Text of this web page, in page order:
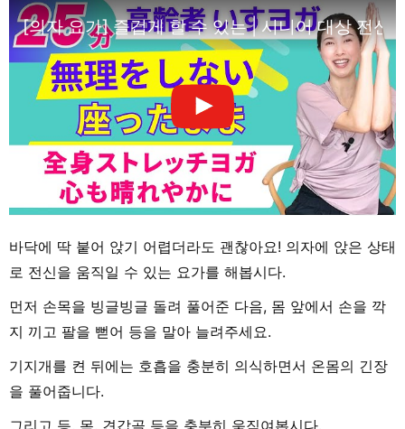
[의자 요가] 즐겁게 할 수 있는 | 시니어 대상 전신
바닥에 딱 붙어 앉기 어렵더라도 괜찮아요! 의자에 앉은 상태
로 전신을 움직일 수 있는 요가를 해봅시다.
먼저 손목을 빙글빙글 돌려 풀어준 다음, 몸 앞에서 손을 깍
지 끼고 팔을 뻗어 등을 말아 늘려주세요.
기지개를 켠 뒤에는 호흡을 충분히 의식하면서 온몸의 긴장
을 풀어줍니다.
그리고 등, 목, 견갑골 등을 충분히 움직여봅시다.